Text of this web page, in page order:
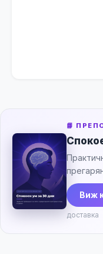
📘
Виж
доставка